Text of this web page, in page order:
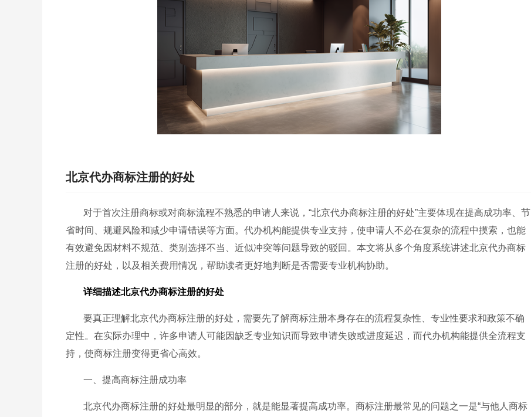
北京代办商标注册的好处
对于首次注册商标或对商标流程不熟悉的申请人来说，“北京代办商标注册的好处”主要体现在提高成功率、节
省时间、规避风险和减少申请错误等方面。代办机构能提供专业支持，使申请人不必在复杂的流程中摸索，也能
有效避免因材料不规范、类别选择不当、近似冲突等问题导致的驳回。本文将从多个角度系统讲述北京代办商标
注册的好处，以及相关费用情况，帮助读者更好地判断是否需要专业机构协助。
详细描述北京代办商标注册的好处
要真正理解北京代办商标注册的好处，需要先了解商标注册本身存在的流程复杂性、专业性要求和政策不确
定性。在实际办理中，许多申请人可能因缺乏专业知识而导致申请失败或进度延迟，而代办机构能提供全流程支
持，使商标注册变得更省心高效。
一、提高商标注册成功率
北京代办商标注册的好处最明显的部分，就是能显著提高成功率。商标注册最常见的问题之一是“与他人商标